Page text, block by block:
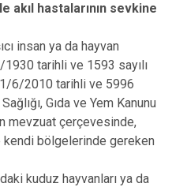
akıl hastalarının sevkine
insan ya da hayvan
tarihli ve 1593 sayılı
6/2010 tarihli ve 5996
Gıda ve Yem Kanunu
mevzuat çerçevesinde,
bölgelerinde gereken
kuduz hayvanları ya da